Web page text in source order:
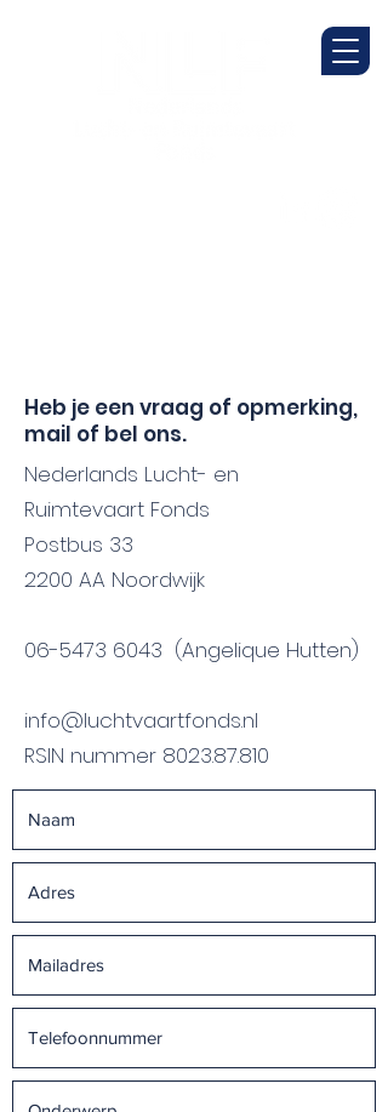
Heb je een vraag of opmerking,
mail of bel ons.
Nederlands Lucht- en
Ruimtevaart Fonds
Postbus 33
2200 AA Noordwijk
06-5473 6043 (Angelique Hutten)
info@luchtvaartfonds.nl
RSIN nummer 8023.87.810